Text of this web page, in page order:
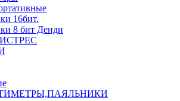
16бит.
8 бит Денди